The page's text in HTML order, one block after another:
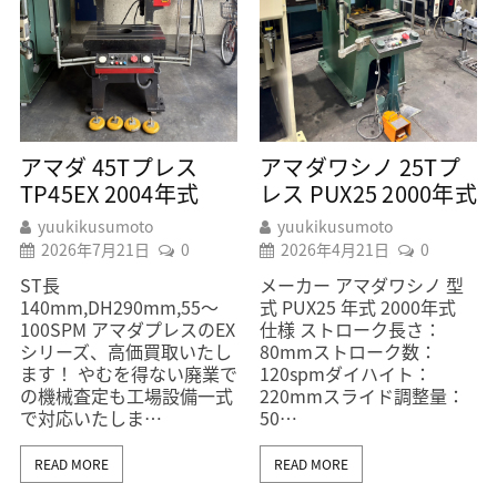
アマダ 45Tプレス
TP45EX 2004年式
yuukikusumoto
2026年7月21日
0
ST長
140mm,DH290mm,55～
100SPM アマダプレスのEX
シリーズ、高価買取いたし
ます！ やむを得ない廃業で
の機械査定も工場設備一式
で対応いたしま…
READ MORE
アマダワシノ 25Tプ
レス PUX25 2000年式
yuukikusumoto
2026年4月21日
0
メーカー アマダワシノ 型
式 PUX25 年式 2000年式
仕様 ストローク長さ：
80mmストローク数：
120spmダイハイト：
220mmスライド調整量：
50…
READ MORE